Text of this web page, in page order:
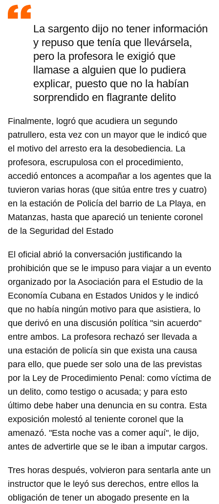
La sargento dijo no tener información
y repuso que tenía que llevársela,
pero la profesora le exigió que
llamase a alguien que lo pudiera
explicar, puesto que no la habían
sorprendido en flagrante delito
Finalmente, logró que acudiera un segundo
patrullero, esta vez con un mayor que le indicó que
el motivo del arresto era la desobediencia. La
profesora, escrupulosa con el procedimiento,
accedió entonces a acompañar a los agentes que la
tuvieron varias horas (que sitúa entre tres y cuatro)
en la estación de Policía del barrio de La Playa, en
Matanzas, hasta que apareció un teniente coronel
de la Seguridad del Estado
El oficial abrió la conversación justificando la
prohibición que se le impuso para viajar a un evento
organizado por la Asociación para el Estudio de la
Economía Cubana en Estados Unidos y le indicó
que no había ningún motivo para que asistiera, lo
que derivó en una discusión política "sin acuerdo"
entre ambos. La profesora rechazó ser llevada a
una estación de policía sin que exista una causa
para ello, que puede ser solo una de las previstas
por la Ley de Procedimiento Penal: como víctima de
un delito, como testigo o acusada; y para esto
último debe haber una denuncia en su contra. Esta
exposición molestó al teniente coronel que la
amenazó. "Esta noche vas a comer aquí", le dijo,
antes de advertirle que se le iban a imputar cargos.
Tres horas después, volvieron para sentarla ante un
instructor que le leyó sus derechos, entre ellos la
obligación de tener un abogado presente en la